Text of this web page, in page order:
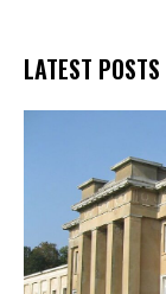
LATEST POSTS